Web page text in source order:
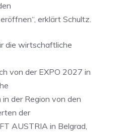
erklärt Schultz.
die wirtschaftliche
von der EXPO 2027 in
der Region von den
der
AUSTRIA in Belgrad,